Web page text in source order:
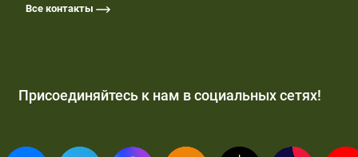
Все контакты
Присоединяйтесь к нам в социальных сетях!